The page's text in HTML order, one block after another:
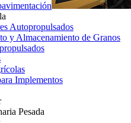
Autopropulsados
y Almacenamiento de Granos
Implementos
Pesada